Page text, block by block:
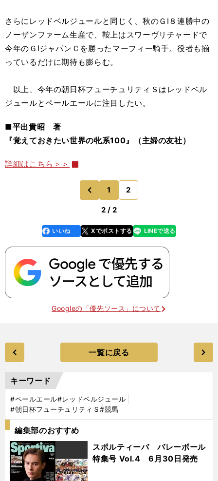
さらにレッドベルジュールと同じく、秋のＧⅠ８連勝中の
ノーザンファーム生産で、鞍上はスワーヴリチャードで
今年のＧⅠジャパンＣを勝ったマーフィー騎手。役者も揃
っているだけに期待も膨らむ。
以上、今年の朝日杯フューチュリティＳはレッドベル
ジュールとペールエールに注目したい。
■平出貴昭 著
『覚えておきたい世界の牝系100』（主婦の友社）
詳細はこちら＞＞
前
1 2
2 / 2
faceboo
k
いいね Xでポストする
line LINEで送る
Googleの「優先ソース」について
一覧に戻る
キーワード
#ペールエール#レッドベルジュール
#朝日杯フューチュリティＳ#競馬
編集部のおすすめ
スポルティーバ バレーボール
特集号 Vol.4 6月30日発売